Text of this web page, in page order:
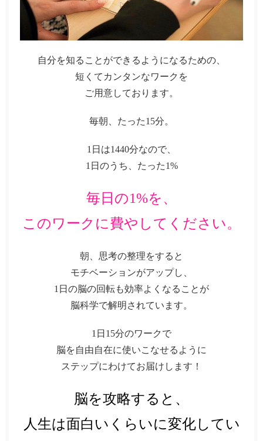
自分を知ることができるようになるための、
短くてカンタンなワークを
ご用意しております。
毎朝、たった15分。
1日は1440分なので、
1日のうち、たった1%
毎日の1%を、
このワークに費やしてください。
朝、思考の整理をすると
モチベーションがアップし、
1日の脳の回転も効率よくなることが
脳科学で解明されています。
1日15分のワークで
脳を自由自在に使いこなせるように
ステップにわけてお届けします！
脳を攻略すると、
人生は面白いくらいに変化してい